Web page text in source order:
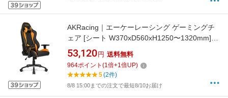
AKRacing｜エーケーレーシング ゲーミングチ
ェア [シート W370xD560xH1250〜1320mm]
Nitro V2 オレンジ NITRO-ORANGE/V2
53,120 円 送料無料
964ポイント (1倍+1倍UP)
5(2件)
8/8 15:00までの注文で最短8/10お届け